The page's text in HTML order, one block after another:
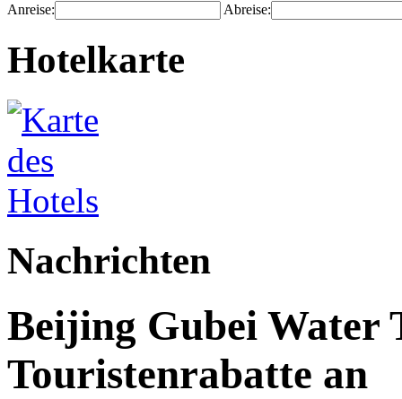
Anreise: Abreise:
Hotelkarte
Nachrichten
Beijing Gubei Water
Touristenrabatte an